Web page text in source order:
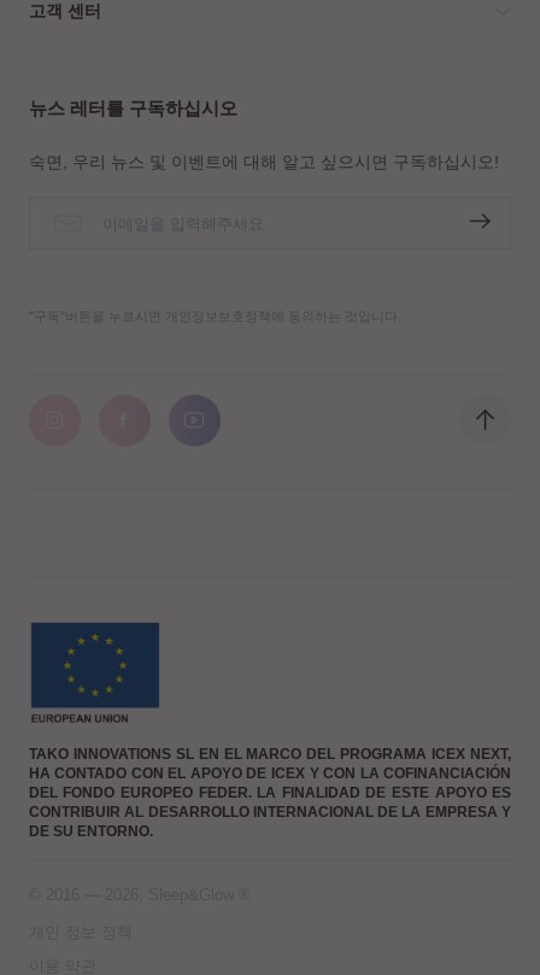
고객 센터
뉴스 레터를 구독하십시오
숙면, 우리 뉴스 및 이벤트에 대해 알고 싶으시면 구독하십시오!
"구독"버튼을 누르시면 개인정보보호정책에 동의하는 것입니다.
TAKO INNOVATIONS SL EN EL MARCO DEL PROGRAMA ICEX NEXT,
HA CONTADO CON EL APOYO DE ICEX Y CON LA COFINANCIACIÓN
DEL FONDO EUROPEO FEDER. LA FINALIDAD DE ESTE APOYO ES
CONTRIBUIR AL DESARROLLO INTERNACIONAL DE LA EMPRESA Y
DE SU ENTORNO.